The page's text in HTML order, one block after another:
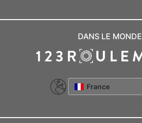
DANS LE MONDE
France